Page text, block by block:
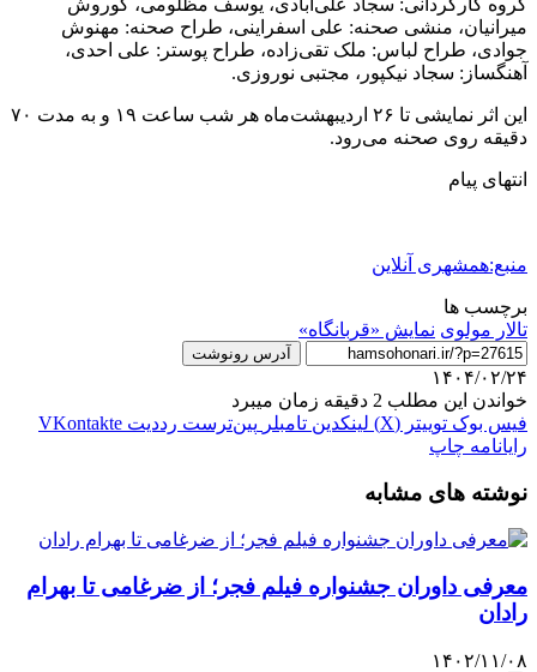
میرانیان، منشی صحنه: علی ‌اسفراینی، طراح صحنه: مهنوش
جوادی، طراح لباس: ملک تقی‌زاده، طراح پوستر: علی احدی،
آهنگساز: سجاد نیکپور، مجتبی نوروزی.
این اثر نمایشی تا ۲۶ اردیبهشت‌ماه هر شب ساعت ۱۹ و به مدت ۷۰
دقیقه روی صحنه می‌رود.
انتهای پیام
منبع:همشهری آنلاین
برچسب ها
تالار مولوی نمایش «قربانگاه»
آدرس رونوشت
۱۴۰۴/۰۲/۲۴
خواندن این مطلب 2 دقیقه زمان میبرد
فیس بوک توییتر (X) لینکدین ‫تامبلر ‫پین‌ترست ‫رددیت ‫VKontakte
رایانامه چاپ
نوشته های مشابه
معرفی داوران جشنواره فیلم فجر؛ از ضرغامی تا بهرام
رادان
۱۴۰۲/۱۱/۰۸